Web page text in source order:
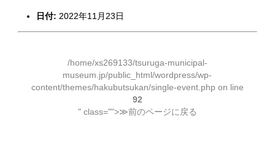
日付: 2022年11月23日
/home/xs269133/tsuruga-municipal-
museum.jp/public_html/wordpress/wp-
content/themes/hakubutsukan/single-event.php on line
92
" class="">≫前のページに戻る